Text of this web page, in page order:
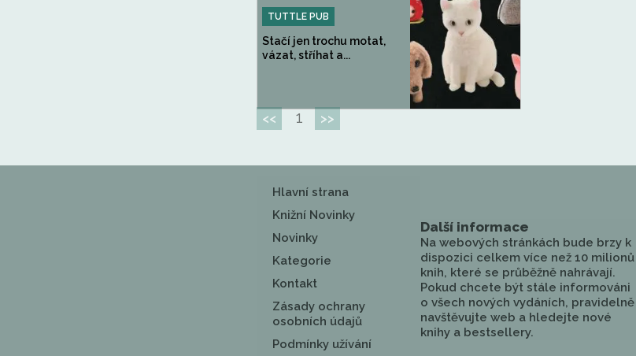
TUTTLE PUB
Stačí jen trochu motat,
vázat, stříhat a...
<< 1 >>
Hlavní strana
Knižní Novinky
Novinky
Kategorie
Kontakt
Zásady ochrany
osobních údajů
Podmínky užívání
Další informace
Na webových stránkách bude brzy k
dispozici celkem více než 10 milionů
knih, které se průběžně nahrávají.
Pokud chcete být stále informováni
o všech nových vydáních, pravidelně
navštěvujte web a hledejte nové
knihy a bestsellery.